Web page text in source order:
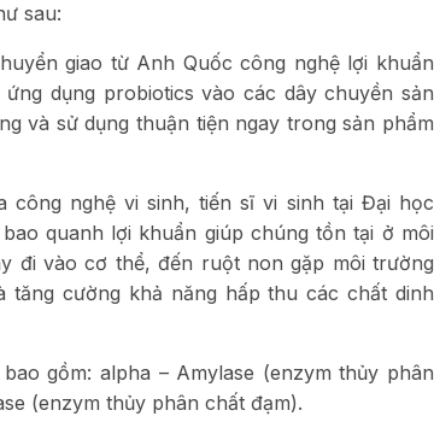
sau:
giao từ Anh Quốc công nghệ lợi khuẩn
dụng probiotics vào các dây chuyền sản
và sử dụng thuận tiện ngay trong sản phẩm
công nghệ vi sinh, tiến sĩ vi sinh tại Đại học
quanh lợi khuẩn giúp chúng tồn tại ở môi
đi vào cơ thể, đến ruột non gặp môi trường
cường khả năng hấp thu các chất dinh
gồm: alpha – Amylase (enzym thủy phân
(enzym thủy phân chất đạm).